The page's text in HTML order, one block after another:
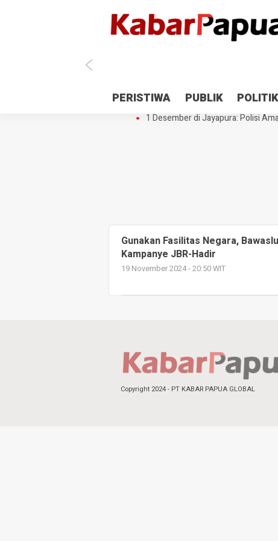
PERISTIWA PUBLIK POLITIK
Antisipasi 1 Desember, TNI Polri
Gedung Perpustakaan SMPN 5
1 Desember di Jayapura: Polisi
Gunakan Fasilitas Negara,
Kampanye JBR-Hadir
19 November 2024 - 20:50 WIT
Copyright 2024 - PT KABAR PAPUA GLOBAL